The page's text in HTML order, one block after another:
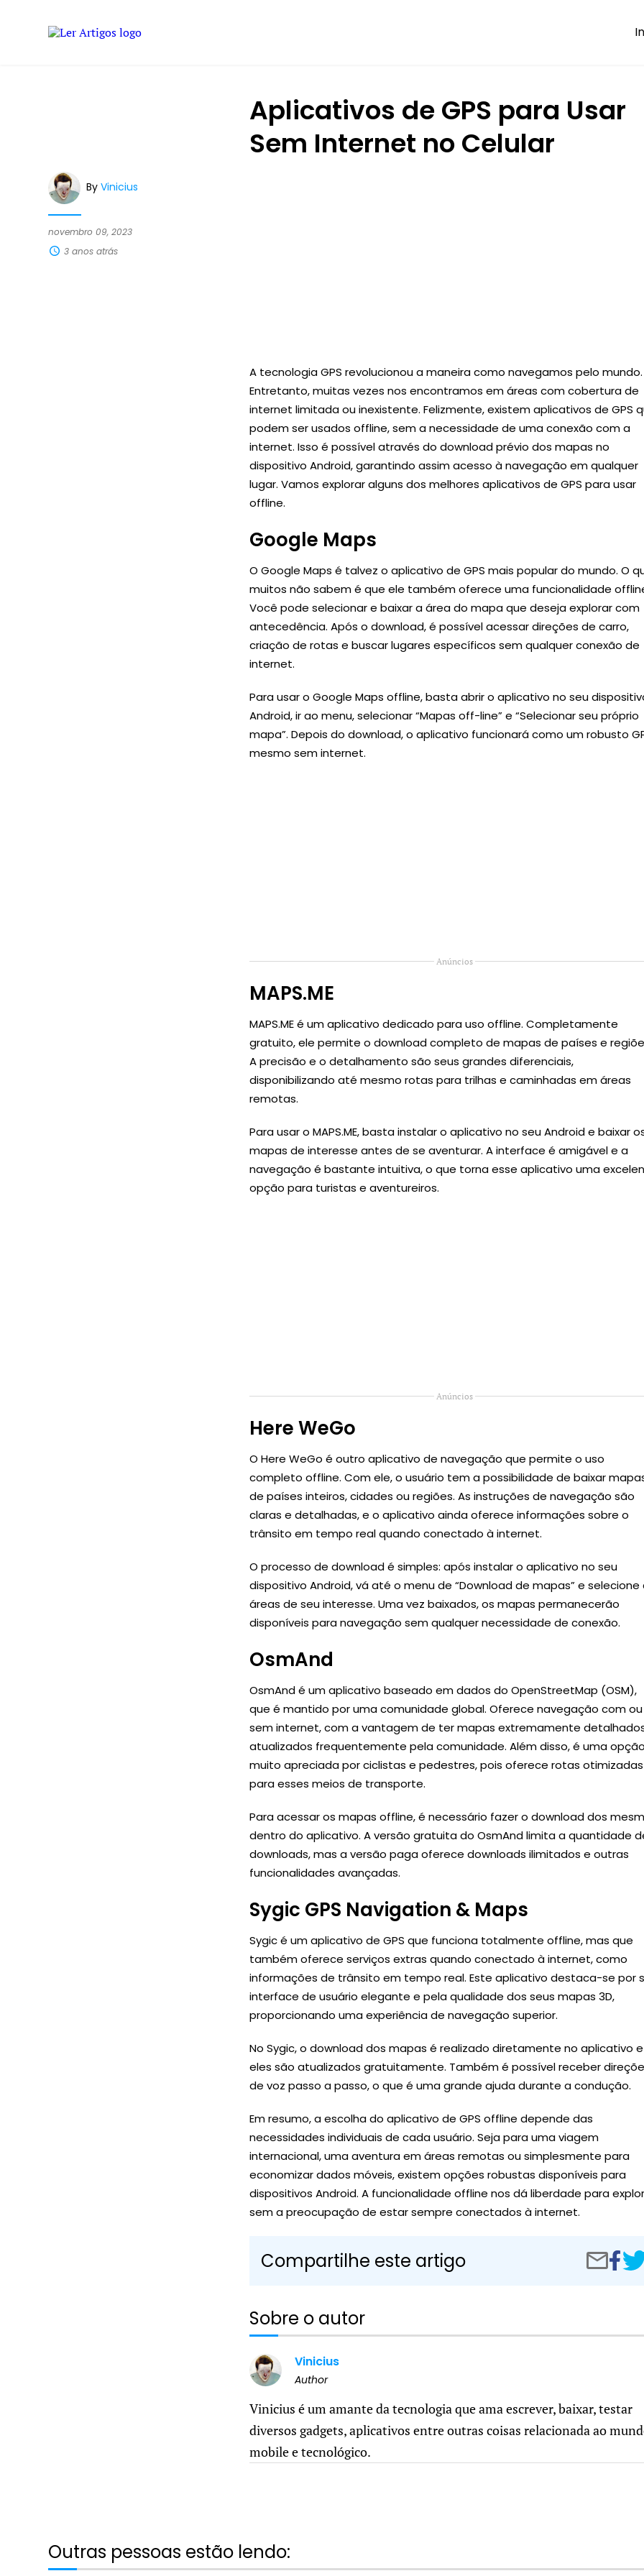
Aplicativos de GPS para Usar
Sem Internet no Celular
novembro 09, 2023
3 anos atrás
ByVinicius
A tecnologia GPS revolucionou a maneira como navegamos pelo mundo.
Entretanto, muitas vezes nos encontramos em áreas com cobertura de
internet limitada ou inexistente. Felizmente, existem aplicativos de GPS
podem ser usados offline, sem a necessidade de uma conexão com a
internet. Isso é possível através do download prévio dos mapas no
dispositivo Android, garantindo assim acesso à navegação em qualquer
lugar. Vamos explorar alguns dos melhores aplicativos de GPS para usar
offline.
Google Maps
O Google Maps é talvez o aplicativo de GPS mais popular do mundo. O
muitos não sabem é que ele também oferece uma funcionalidade
Você pode selecionar e baixar a área do mapa que deseja explorar com
antecedência. Após o download, é possível acessar direções de carro,
criação de rotas e buscar lugares específicos sem qualquer conexão de
internet.
Para usar o Google Maps offline, basta abrir o aplicativo no seu
Android, ir ao menu, selecionar “Mapas off-line” e “Selecionar seu próprio
mapa”. Depois do download, o aplicativo funcionará como um robusto
mesmo sem internet.
Anúncios
MAPS.ME
MAPS.ME é um aplicativo dedicado para uso offline. Completamente
gratuito, ele permite o download completo de mapas de países e
A precisão e o detalhamento são seus grandes diferenciais,
disponibilizando até mesmo rotas para trilhas e caminhadas em áreas
remotas.
Para usar o MAPS.ME, basta instalar o aplicativo no seu Android e baixar
mapas de interesse antes de se aventurar. A interface é amigável e a
navegação é bastante intuitiva, o que torna esse aplicativo uma
opção para turistas e aventureiros.
Anúncios
Here WeGo
O Here WeGo é outro aplicativo de navegação que permite o uso
completo offline. Com ele, o usuário tem a possibilidade de baixar
de países inteiros, cidades ou regiões. As instruções de navegação são
claras e detalhadas, e o aplicativo ainda oferece informações sobre o
trânsito em tempo real quando conectado à internet.
O processo de download é simples: após instalar o aplicativo no seu
dispositivo Android, vá até o menu de “Download de mapas” e selecione
áreas de seu interesse. Uma vez baixados, os mapas permanecerão
disponíveis para navegação sem qualquer necessidade de conexão.
OsmAnd
OsmAnd é um aplicativo baseado em dados do OpenStreetMap (OSM),
que é mantido por uma comunidade global. Oferece navegação com ou
sem internet, com a vantagem de ter mapas extremamente
atualizados frequentemente pela comunidade. Além disso, é uma opção
muito apreciada por ciclistas e pedestres, pois oferece rotas otimizadas
para esses meios de transporte.
Para acessar os mapas offline, é necessário fazer o download dos
dentro do aplicativo. A versão gratuita do OsmAnd limita a quantidade
downloads, mas a versão paga oferece downloads ilimitados e outras
funcionalidades avançadas.
Sygic GPS Navigation & Maps
Sygic é um aplicativo de GPS que funciona totalmente offline, mas que
também oferece serviços extras quando conectado à internet, como
informações de trânsito em tempo real. Este aplicativo destaca-se por
interface de usuário elegante e pela qualidade dos seus mapas 3D,
proporcionando uma experiência de navegação superior.
No Sygic, o download dos mapas é realizado diretamente no aplicativo e
eles são atualizados gratuitamente. Também é possível receber
de voz passo a passo, o que é uma grande ajuda durante a condução.
Em resumo, a escolha do aplicativo de GPS offline depende das
necessidades individuais de cada usuário. Seja para uma viagem
internacional, uma aventura em áreas remotas ou simplesmente para
economizar dados móveis, existem opções robustas disponíveis para
dispositivos Android. A funcionalidade offline nos dá liberdade para
sem a preocupação de estar sempre conectados à internet.
Compartilhe este artigo
por no de
Sobre o autor
Vinicius
Author
Vinicius é um amante da tecnologia que ama escrever, baixar, testar
diversos gadgets, aplicativos entre outras coisas relacionada ao
mobile e tecnológico.
Outras pessoas estão lendo: